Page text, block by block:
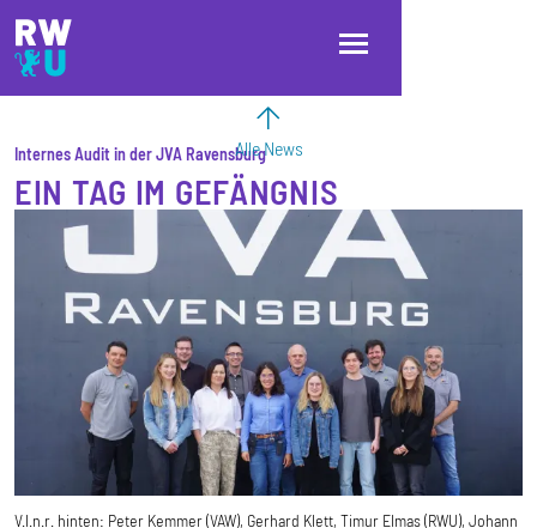
Direkt zum Inhalt
Direkt zur Hauptnavigation
Direkt zum Fußbereich
Alle News
Internes Audit in der JVA Ravensburg
EIN TAG IM GEFÄNGNIS
V.l.n.r. hinten: Peter Kemmer (VAW), Gerhard Klett, Timur Elmas (RWU), Johann